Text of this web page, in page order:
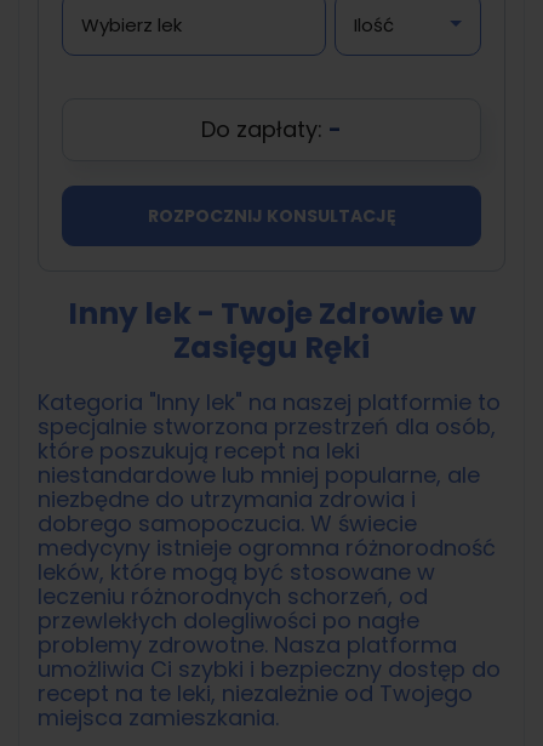
Do zapłaty: -
ROZPOCZNIJ KONSULTACJĘ
Inny lek - Twoje Zdrowie w
Zasięgu Ręki
Kategoria "Inny lek" na naszej platformie to
specjalnie stworzona przestrzeń dla osób,
które poszukują recept na leki
niestandardowe lub mniej popularne, ale
niezbędne do utrzymania zdrowia i
dobrego samopoczucia. W świecie
medycyny istnieje ogromna różnorodność
leków, które mogą być stosowane w
leczeniu różnorodnych schorzeń, od
przewlekłych dolegliwości po nagłe
problemy zdrowotne. Nasza platforma
umożliwia Ci szybki i bezpieczny dostęp do
recept na te leki, niezależnie od Twojego
miejsca zamieszkania.